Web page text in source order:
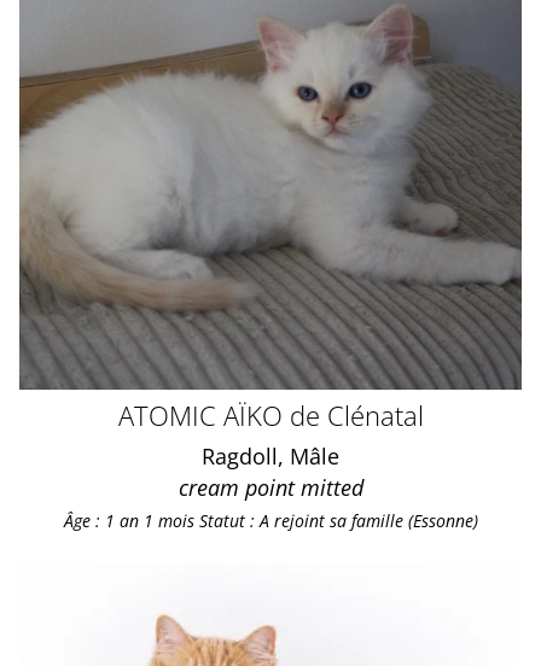
ATOMIC AÏKO de Clénatal
Ragdoll, Mâle
cream point mitted
Âge : 1 an 1 mois Statut : A rejoint sa famille (Essonne)